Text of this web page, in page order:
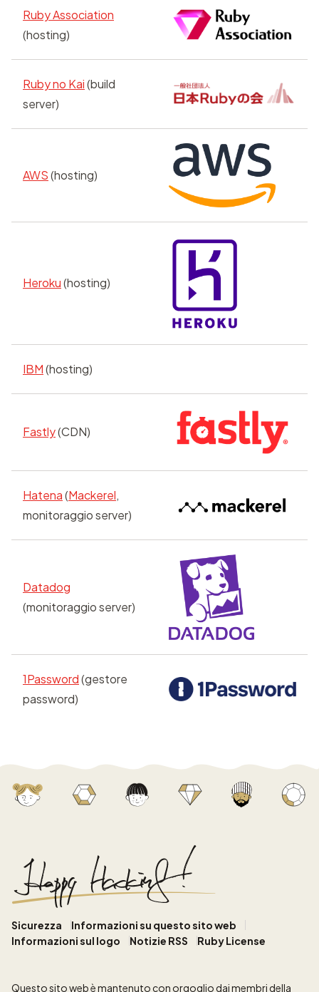
Ruby Association
(hosting)
Ruby no Kai(build
server)
AWS(hosting)
Heroku(hosting)
IBM(hosting)
Fastly(CDN)
Hatena(Mackerel,
monitoraggio server)
Datadog
(monitoraggio server)
1Password(gestore
password)
Sicurezza
Informazioni su questo sito web
Informazioni sul logo
Notizie RSS Ruby License
Questo sito webè mantenuto con orgoglio dai membri della